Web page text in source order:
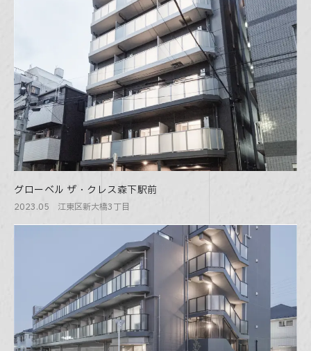
グローベル ザ・クレス森下駅前
2023.05 江東区新大橋3丁目